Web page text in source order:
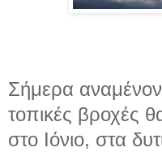
Σήμερα
τοπικές βροχές
στο Ιόνιο, στα